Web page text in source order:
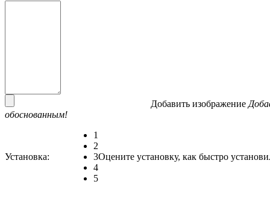
Добавить изображение
обоснованным!
Установка:
1
2
3
4
5
Оцените установку, как быстро